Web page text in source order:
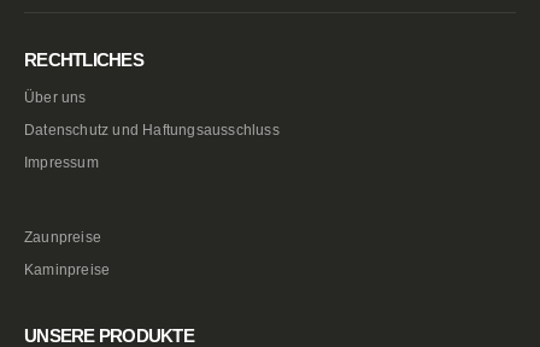
RECHTLICHES
Über uns
Datenschutz und Haftungsausschluss
Impressum
Zaunpreise
Kaminpreise
UNSERE PRODUKTE